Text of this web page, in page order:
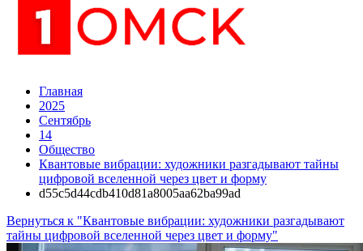
Главная
2025
Сентябрь
14
Общество
Квантовые вибрации: художники разгадывают тайны
цифровой вселенной через цвет и форму
d55c5d44cdb410d81a8005aa62ba99ad
Вернуться к "Квантовые вибрации: художники разгадывают
тайны цифровой вселенной через цвет и форму"